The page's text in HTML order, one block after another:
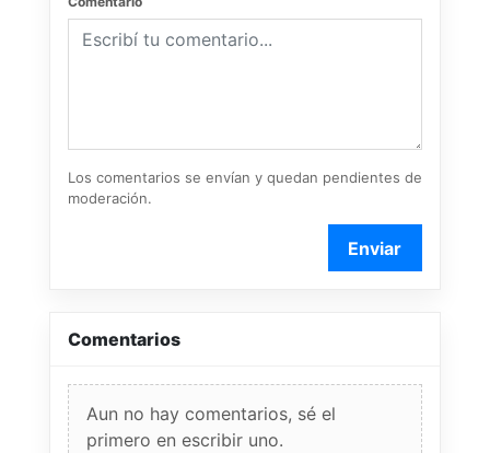
Los comentarios se envían y quedan pendientes de
moderación.
Enviar
Comentarios
Aun no hay comentarios, sé el
primero en escribir uno.